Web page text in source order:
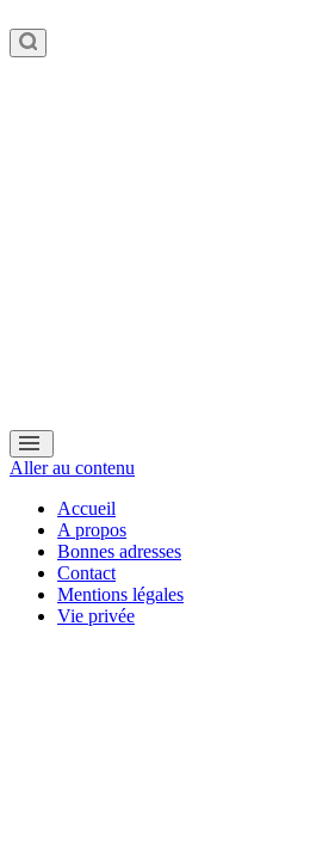
Aller au contenu
Accueil
A propos
Bonnes adresses
Contact
Mentions légales
Vie privée